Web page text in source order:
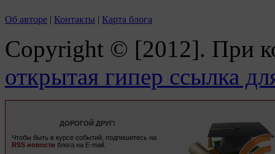
Об авторе | Контакты | Карта блога
Copyright © [2012]. При
открытая гипер ссылка
ДОРОГОЙ ДРУГ!
Чтобы быть в курсе событий, подпишитесь на
RSS новости блога на E-mail.